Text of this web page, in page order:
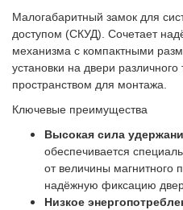
Малогабаритный замок для
доступом (СКУД). Сочетает
механизма с компактными
установки на двери
пространством для монтажа.
Ключевые преимущества
Высокая сила
обеспечивается
от величины магнитного
надёжную фиксацию
Низкое